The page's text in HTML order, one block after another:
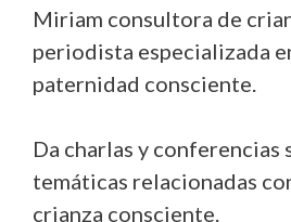
Miriam consultora de
periodista especializada
paternidad consciente.
Da charlas y
temáticas relacionadas
crianza consciente.